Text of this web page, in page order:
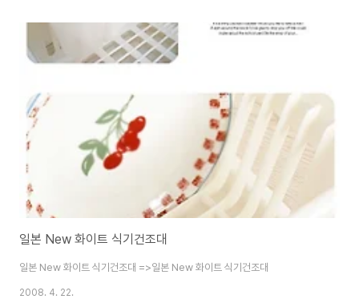
다. ‘스낵 & 스택’ 식기 3종 세트는 남녀노소 모두에게 사랑받을 수 있는 디자
인의 제품이지만 레고 형태로 조립해서 한꺼번에 보관 및 휴대할 수 있다는 점
에서 소지품을 잃어버리기 쉬운 어린이들의 도시락 식기로 안성맞춤인 제품이
감으로도 활용이 가능..
일본 New 화이트 식기건조대
일본 New 화이트 식기건조대 =>일본 New 화이트 식기건조대
2008. 4. 22.